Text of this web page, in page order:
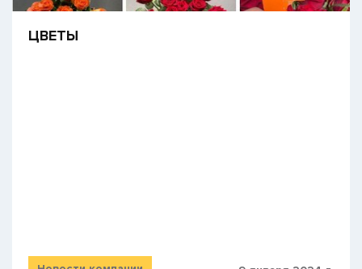
​ЦВЕТЫ